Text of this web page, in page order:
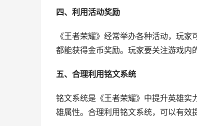
四、利用活动奖励
《王者荣耀》经常举办各种活动，玩
都能获得金币奖励。玩家要关注游戏内
五、合理利用铭文系统
铭文系统是《王者荣耀》中提升英雄实
雄属性。合理利用铭文系统，可以有效